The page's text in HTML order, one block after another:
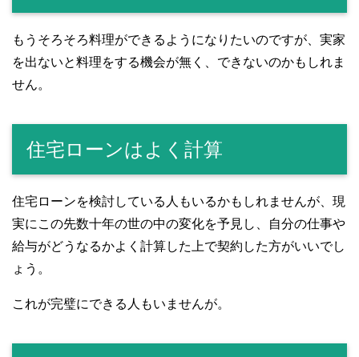
もうそろそろ料理ができるようになりたいのですが、実家
を出ないと料理をする機会が無く、できないのかもしれま
せん。
住宅ローンはよく計算
住宅ローンを検討している人もいるかもしれませんが、現
実にこの先数十年の世の中の変化を予見し、自分の仕事や
給与がどうなるかよく計算した上で契約した方がいいでし
ょう。
これが完璧にできる人もいませんが。